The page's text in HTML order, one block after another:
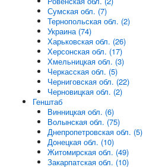
Сумская обл. (7)
Тернопольская обл. (2)
Украина (74)
Харьковская обл. (26)
Херсонская обл. (17)
Хмельницкая обл. (3)
Черкасская обл. (5)
Черниговская обл. (22)
Черновицкая обл. (2)
Генштаб
Винницкая обл. (6)
Волынская обл. (75)
Днепропетровская обл. (5)
Донецкая обл. (10)
Житомирская обл. (49)
Закарпатская обл. (10)